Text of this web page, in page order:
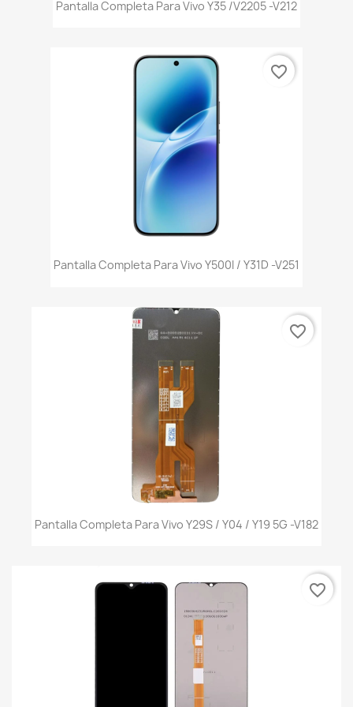
Pantalla Completa Para Vivo Y35 /V2205 -v212
Pantalla Completa Para Vivo Y500I / Y31D -V251
favorite_border
Pantalla Completa Para Vivo Y29S / Y04 / Y19 5G -V182
favorite_border
favorite_border